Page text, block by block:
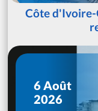
Côte
6 Août
2026